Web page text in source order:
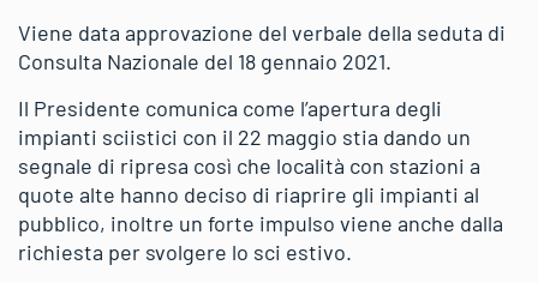
Viene data approvazione del verbale della seduta di
Consulta Nazionale del 18 gennaio 2021.
Il Presidente comunica come l’apertura degli
impianti sciistici con il 22 maggio stia dando un
segnale di ripresa così che località con stazioni a
quote alte hanno deciso di riaprire gli impianti al
pubblico, inoltre un forte impulso viene anche dalla
richiesta per svolgere lo sci estivo.